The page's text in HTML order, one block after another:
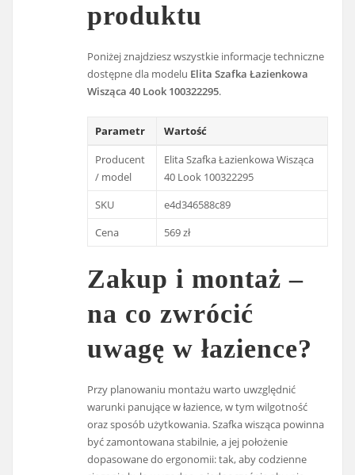
produktu
Poniżej znajdziesz wszystkie informacje techniczne
dostępne dla modelu Elita Szafka Łazienkowa
Wisząca 40 Look 100322295.
Parametr
Wartość
Producent
/ model
Elita Szafka Łazienkowa Wisząca
40 Look 100322295
SKU
e4d346588c89
Cena
569 zł
Zakup i montaż –
na co zwrócić
uwagę w łazience?
Przy planowaniu montażu warto uwzględnić
warunki panujące w łazience, w tym wilgotność
oraz sposób użytkowania. Szafka wisząca powinna
być zamontowana stabilnie, a jej położenie
dopasowane do ergonomii: tak, aby codzienne